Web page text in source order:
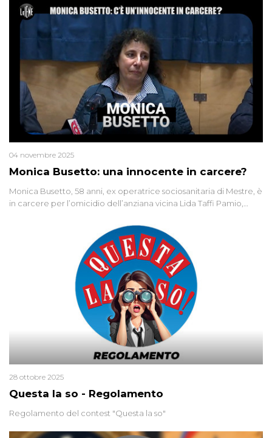
Monica Busetto: una innocente in carcere?
04 novembre 2025
Monica Busetto, 58 anni, ex operatrice sociosanitaria di Mestre, è
in carcere per l’omicidio dell’anziana vicina Lida Taffi Pamio,
minuscola su una collanina, Monica si proclama innocente. Nel
2015 un’altra donna confessa lo stesso delitto, poi ritratta. Due
colpevoli per un solo omicidio: errore giudiziario o giustizia
Questa la so - Regolamento
28 ottobre 2025
Regolamento del contest "Questa la so"